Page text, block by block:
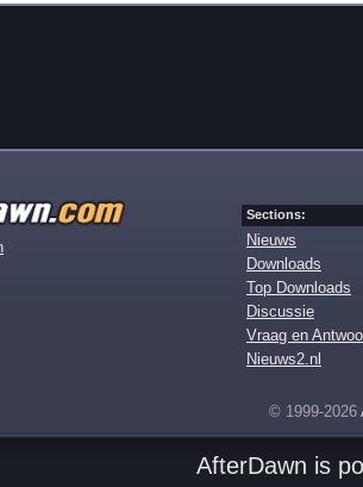
Sections:
Nieuws
Downloads
Top Downloads
Discussie
Vraag en
Nieuws2.nl
© 1999-2026
AfterDawn is